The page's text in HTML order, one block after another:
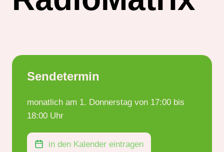
Sendetermin
monatlich am 1. Donnerstag von 17:00 bis
18:00 Uhr
in den Kalender eintragen